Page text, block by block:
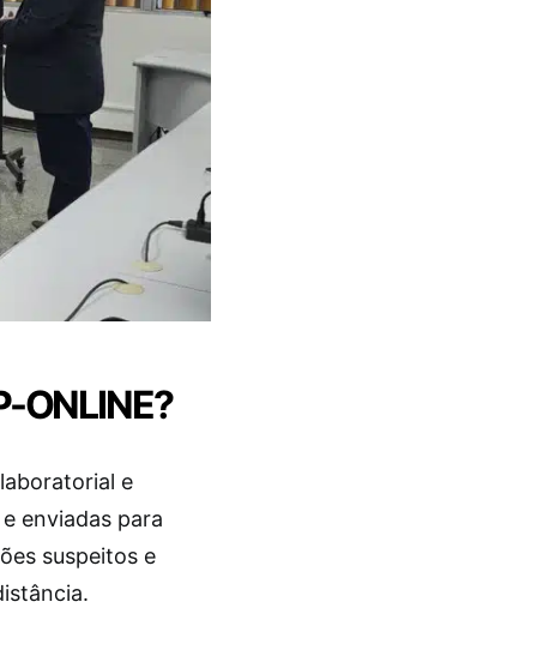
ONLINE?
e
enviadas para
suspeitos e